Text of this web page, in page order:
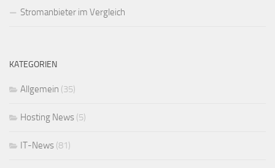
Stromanbieter im Vergleich
KATEGORIEN
Allgemein (35)
Hosting News (5)
IT-News (81)